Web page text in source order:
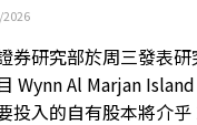
券研究部於周三發表
Wynn Al Marjan
投入的自有股本將介